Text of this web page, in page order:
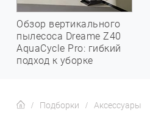
Обзор вертикального
пылесоса Dreame Z40
AquaCycle Pro: гибкий
подход к уборке
Подборки Аксессуары